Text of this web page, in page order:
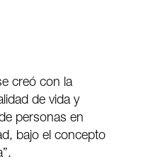
creó con la
de vida y
personas en
bajo el concepto